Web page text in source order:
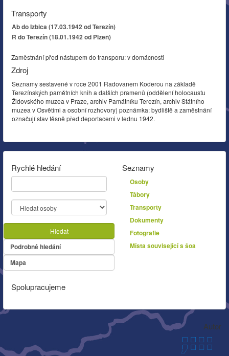
Transporty
Ab do Izbica (17.03.1942 od Terezín)
R do Terezín (18.01.1942 od Plzeň)
Zaměstnání před nástupem do transporu: v domácnosti
Zdroj
Seznamy sestavené v roce 2001 Radovanem Koderou na základě
Terezínských pamětních knih a dalších pramenů (oddělení holocaustu
Židovského muzea v Praze, archiv Památníku Terezín, archiv Státního
muzea v Osvětimi a osobní rozhovory) poznámka: bydliště a zaměstnání
označují stav těsně před deportacemi v lednu 1942.
Rychlé hledání
Hledat
Podrobné hledání
Mapa
Seznamy
Osoby
Tábory
Transporty
Dokumenty
Fotografie
Místa související s šoa
Spolupracujeme
Autor